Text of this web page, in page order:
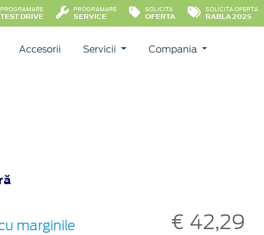
PROGRAMARE
TEST DRIVE
PROGRAMARE
SERVICE
SOLICITA
OFERTA
SOLICITA OFERTA
RABLA 2025
Accesorii Servicii Compania
marginile
€ 42,29